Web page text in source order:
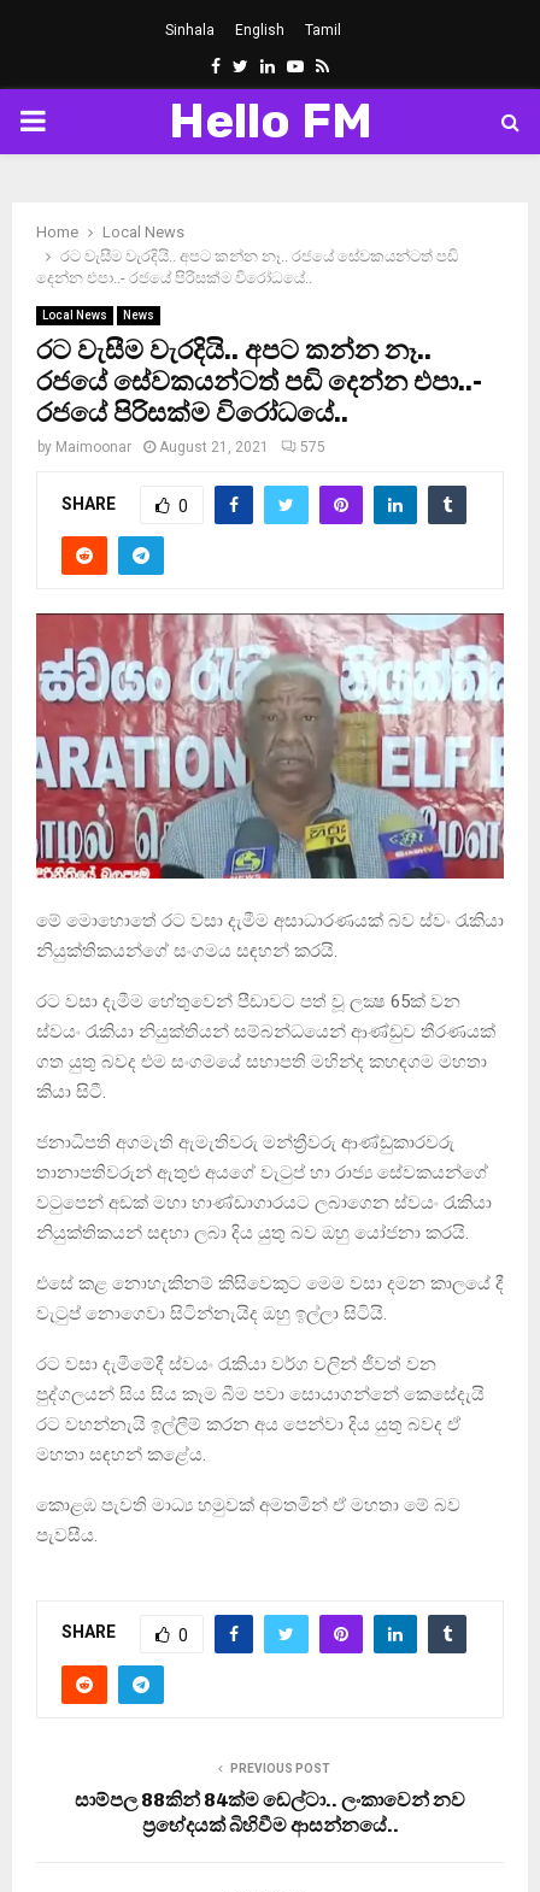
Sinhala English Tamil
Facebook
Twitter
LinkedinYoutube
Rss
PRIMARY
Hello FM
Home
Local News
රට වැසීම වැරදියි.. අපට කන්න නෑ.. රජයේ සේවකයන්ටත් පඩි
දෙන්න එපා..- රජයේ පිරිසක්ම විරෝධයේ..
Local News News
රට වැසීම වැරදියි.. අපට කන්න නෑ..
රජයේ සේවකයන්ටත් පඩි දෙන්න එපා..-
රජයේ පිරිසක්ම විරෝධයේ..
by Maimoonar August 21, 2021 575
SHARE 0
මේ මොහොතේ රට වසා දැමීම අසාධාරණයක් බව ස්වං රැකියා
නියුක්තිකයන්ගේ සංගමය සඳහන් කරයි.
රට වසා දැමීම හේතුවෙන් පීඩාවට පත් වූ ලක්‍ෂ 65ක් වන
ස්වයං රැකියා නියුක්තියන් සම්බන්ධයෙන් ආණ්ඩුව තීරණයක්
ගත යුතු බවද එම සංගමයේ සභාපති මහින්ද කහඳගම මහතා
කියා සිටී.
ජනාධිපති අගමැති ඇමැතිවරු මන්ත්‍රීවරු ආණ්ඩුකාරවරු
තානාපතිවරුන් ඇතුළු අයගේ වැටුප් හා රාජ්‍ය සේවකයන්ගේ
වටුපෙන් අඩක් මහා භාණ්ඩාගාරයට ලබාගෙන ස්වයං රැකියා
නියුක්තිකයන් සඳහා ලබා දිය යුතු බව ඔහු යෝජනා කරයි.
එසේ කළ නොහැකිනම් කිසිවෙකුට මෙම වසා දමන කාලයේ දී
වැටුප් නොගෙවා සිටින්නැයිද ඔහු ඉල්ලා සිටියි.
රට වසා දැමීමේදී ස්වයං රැකියා වර්ග වලින් ජීවත් වන
පුද්ගලයන් සිය සිය කෑම බීම පවා සොයාගන්නේ කෙසේදැයි
රට වහන්නැයි ඉල්ලීම් කරන අය පෙන්වා දිය යුතු බවද ඒ
මහතා සඳහන් කළේය.
කොළඹ පැවති මාධ්‍ය හමුවක් අමතමින් ඒ මහතා මේ බව
පැවසීය.
SHARE 0
PREVIOUS POST
සාම්පල 88කින් 84ක්ම ඩෙල්ටා.. ලංකාවෙන් නව
ප‍්‍රභේදයක් බිහිවීම ආසන්නයේ..